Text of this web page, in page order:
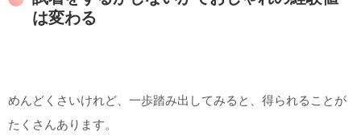
は変わる
めんどくさいけれど、一歩踏み出してみると、得られることが
たくさんあります。